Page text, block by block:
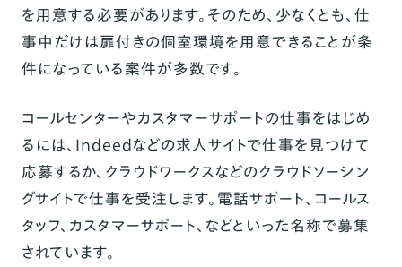
を用意する必要があります。そのため、少なくとも、仕
事中だけは扉付きの個室環境を用意できることが条
件になっている案件が多数です。
コールセンターやカスタマーサポートの仕事をはじめ
るには、Indeedなどの求人サイトで仕事を見つけて
応募するか、クラウドワークスなどのクラウドソーシン
グサイトで仕事を受注します。電話サポート、コールス
タッフ、カスタマーサポート、などといった名称で募集
されています。